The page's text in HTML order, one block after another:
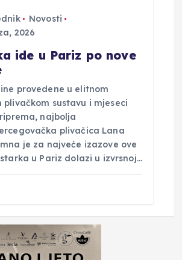
Novosti
2026
ide u Pariz po nove
provedene u elitnom
plivačkom sustavu i mjeseci
najbolja
plivačica Lana
je za najveće izazove ove
u Pariz dolazi u izvrsnoj…